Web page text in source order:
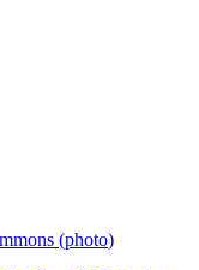
(photo)